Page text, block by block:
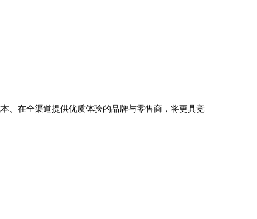
、在全渠道提供优质体验的品牌与零售商，将更具竞